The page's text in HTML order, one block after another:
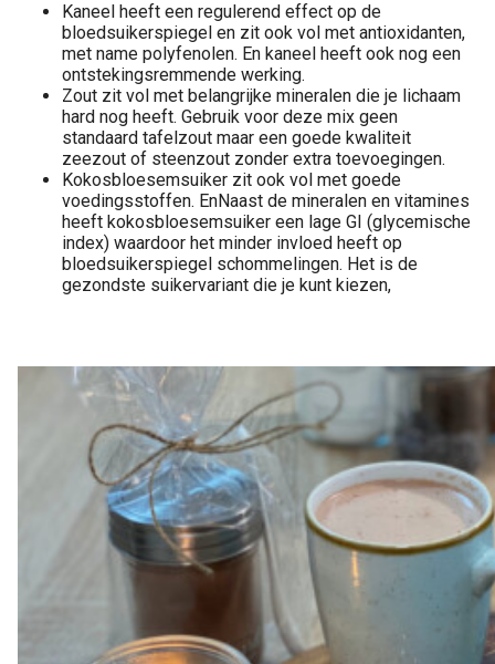
Kaneel heeft een regulerend effect op de
bloedsuikerspiegel en zit ook vol met antioxidanten,
met name polyfenolen. En kaneel heeft ook nog een
ontstekingsremmende werking.
Zout zit vol met belangrijke mineralen die je lichaam
hard nog heeft. Gebruik voor deze mix geen
standaard tafelzout maar een goede kwaliteit
zeezout of steenzout zonder extra toevoegingen.
Kokosbloesemsuiker zit ook vol met goede
voedingsstoffen. EnNaast de mineralen en vitamines
heeft kokosbloesemsuiker een lage GI (glycemische
index) waardoor het minder invloed heeft op
bloedsuikerspiegel schommelingen. Het is de
gezondste suikervariant die je kunt kiezen,